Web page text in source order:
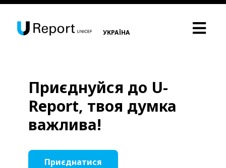
УКРАЇНА
Приєднуйся до U-
Report, твоя думка
важлива!
Приєднатися